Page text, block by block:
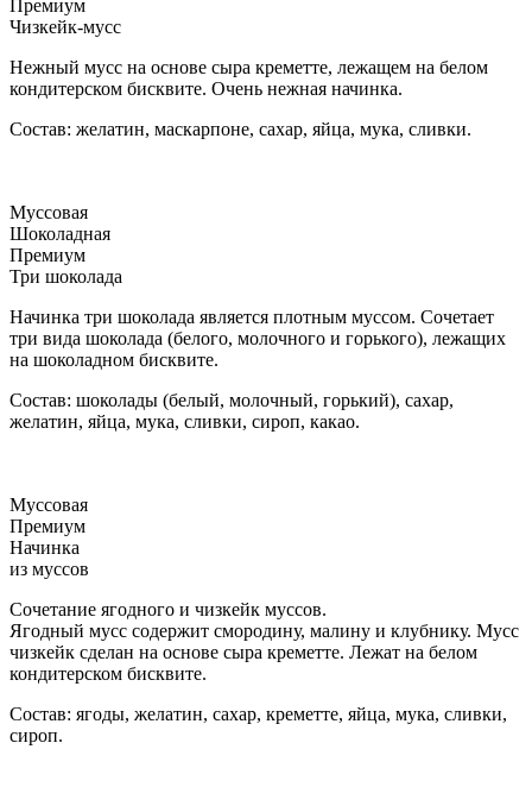
Премиум
Чизкейк-мусс
Нежный мусс на основе сыра креметте, лежащем на белом
кондитерском бисквите. Очень нежная начинка.
Состав: желатин, маскарпоне, сахар, яйца, мука, сливки.
Муссовая
Шоколадная
Премиум
Три шоколада
Начинка три шоколада является плотным муссом. Сочетает
три вида шоколада (белого, молочного и горького), лежащих
на шоколадном бисквите.
Состав: шоколады (белый, молочный, горький), сахар,
желатин, яйца, мука, сливки, сироп, какао.
Муссовая
Премиум
Начинка
из муссов
Сочетание ягодного и чизкейк муссов.
Ягодный мусс содержит смородину, малину и клубнику. Мусс
чизкейк сделан на основе сыра креметте. Лежат на белом
кондитерском бисквите.
Состав: ягоды, желатин, сахар, креметте, яйца, мука, сливки,
сироп.